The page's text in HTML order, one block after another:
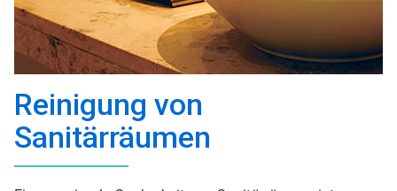
Reinigung von
Sanitärräumen